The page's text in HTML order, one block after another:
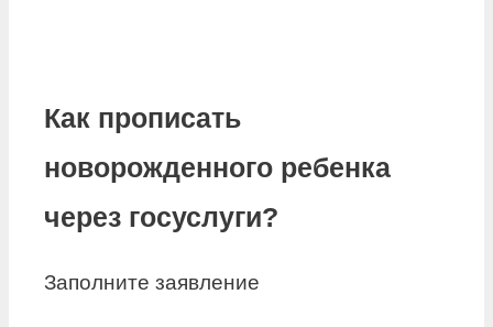
Как прописать
новорожденного ребенка
через госуслуги?
Заполните заявление